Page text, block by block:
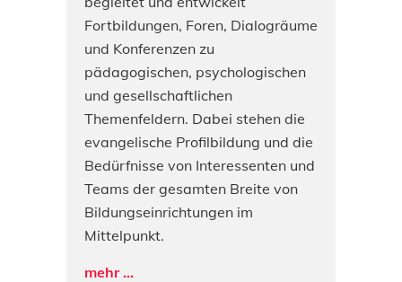
Fortbildungen, Foren, Dialogräume
und Konferenzen zu
pädagogischen, psychologischen
und gesellschaftlichen
Themenfeldern. Dabei stehen die
evangelische Profilbildung und die
Bedürfnisse von Interessenten und
Teams der gesamten Breite von
Bildungseinrichtungen im
Mittelpunkt.
mehr ...